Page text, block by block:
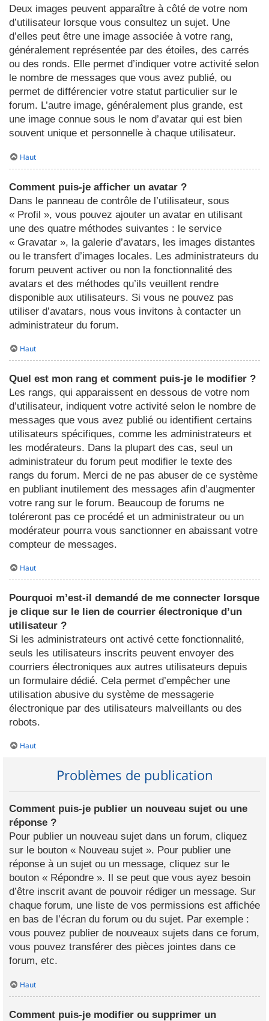
Deux images peuvent apparaître à côté de votre nom
d’utilisateur lorsque vous consultez un sujet. Une
d’elles peut être une image associée à votre rang,
généralement représentée par des étoiles, des carrés
ou des ronds. Elle permet d’indiquer votre activité selon
le nombre de messages que vous avez publié, ou
permet de différencier votre statut particulier sur le
forum. L’autre image, généralement plus grande, est
une image connue sous le nom d’avatar qui est bien
souvent unique et personnelle à chaque utilisateur.
Haut
Comment puis-je afficher un avatar ?
Dans le panneau de contrôle de l’utilisateur, sous
« Profil », vous pouvez ajouter un avatar en utilisant
une des quatre méthodes suivantes : le service
« Gravatar », la galerie d’avatars, les images distantes
ou le transfert d’images locales. Les administrateurs du
forum peuvent activer ou non la fonctionnalité des
avatars et des méthodes qu’ils veuillent rendre
disponible aux utilisateurs. Si vous ne pouvez pas
utiliser d’avatars, nous vous invitons à contacter un
administrateur du forum.
Haut
Quel est mon rang et comment puis-je le modifier ?
Les rangs, qui apparaissent en dessous de votre nom
d’utilisateur, indiquent votre activité selon le nombre de
messages que vous avez publié ou identifient certains
utilisateurs spécifiques, comme les administrateurs et
les modérateurs. Dans la plupart des cas, seul un
administrateur du forum peut modifier le texte des
rangs du forum. Merci de ne pas abuser de ce système
en publiant inutilement des messages afin d’augmenter
votre rang sur le forum. Beaucoup de forums ne
toléreront pas ce procédé et un administrateur ou un
modérateur pourra vous sanctionner en abaissant votre
compteur de messages.
Haut
Pourquoi m’est-il demandé de me connecter lorsque
je clique sur le lien de courrier électronique d’un
utilisateur ?
Si les administrateurs ont activé cette fonctionnalité,
seuls les utilisateurs inscrits peuvent envoyer des
courriers électroniques aux autres utilisateurs depuis
un formulaire dédié. Cela permet d’empêcher une
utilisation abusive du système de messagerie
électronique par des utilisateurs malveillants ou des
robots.
Haut
Problèmes de publication
Comment puis-je publier un nouveau sujet ou une
réponse ?
Pour publier un nouveau sujet dans un forum, cliquez
sur le bouton « Nouveau sujet ». Pour publier une
réponse à un sujet ou un message, cliquez sur le
bouton « Répondre ». Il se peut que vous ayez besoin
d’être inscrit avant de pouvoir rédiger un message. Sur
chaque forum, une liste de vos permissions est affichée
en bas de l’écran du forum ou du sujet. Par exemple :
vous pouvez publier de nouveaux sujets dans ce forum,
vous pouvez transférer des pièces jointes dans ce
forum, etc.
Haut
Comment puis-je modifier ou supprimer un